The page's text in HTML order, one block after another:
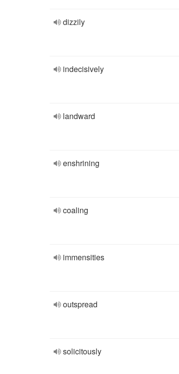
dizzily
indecisively
landward
enshrining
coaling
immensities
outspread
solicitously